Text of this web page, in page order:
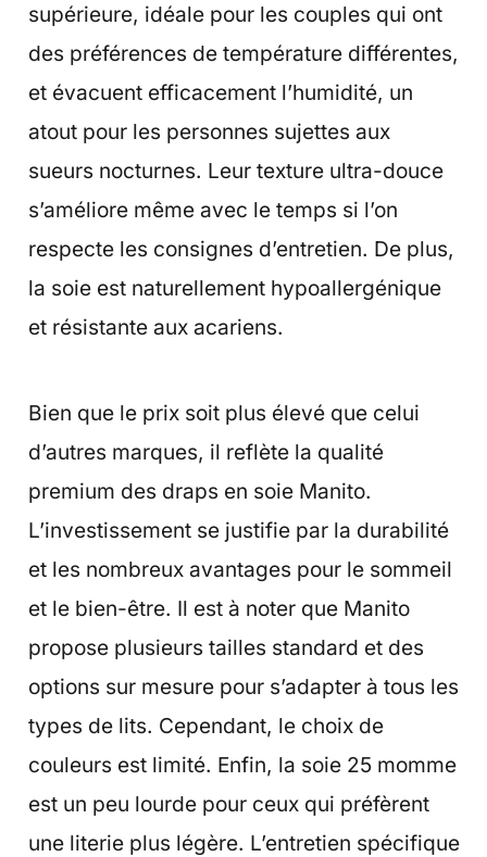
supérieure, idéale pour les couples qui ont
des préférences de température différentes,
et évacuent efficacement l’humidité, un
atout pour les personnes sujettes aux
sueurs nocturnes. Leur texture ultra-douce
s’améliore même avec le temps si l’on
respecte les consignes d’entretien. De plus,
la soie est naturellement hypoallergénique
et résistante aux acariens.
Bien que le prix soit plus élevé que celui
d’autres marques, il reflète la qualité
premium des draps en soie Manito.
L’investissement se justifie par la durabilité
et les nombreux avantages pour le sommeil
et le bien-être. Il est à noter que Manito
propose plusieurs tailles standard et des
options sur mesure pour s’adapter à tous les
types de lits. Cependant, le choix de
couleurs est limité. Enfin, la soie 25 momme
est un peu lourde pour ceux qui préfèrent
une literie plus légère. L’entretien spécifique